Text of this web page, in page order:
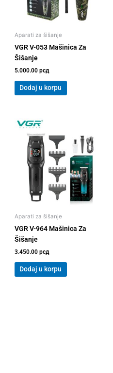
Aparati za šišanje
VGR V-053 Mašinica Za
Šišanje
5.000.00 рсд
Dodaj u korpu
Aparati za šišanje
VGR V-964 Mašinica Za
Šišanje
3.450.00 рсд
Dodaj u korpu